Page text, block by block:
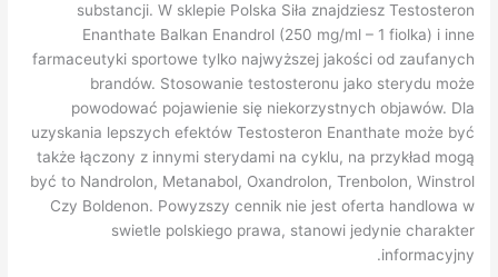
substancji. W sklepie Polska Siła znajdziesz Testosteron
Enanthate Balkan Enandrol (250 mg/ml – 1 fiolka) i inne
farmaceutyki sportowe tylko najwyższej jakości od zaufanych
brandów. Stosowanie testosteronu jako sterydu może
powodować pojawienie się niekorzystnych objawów. Dla
uzyskania lepszych efektów Testosteron Enanthate może być
także łączony z innymi sterydami na cyklu, na przykład mogą
być to Nandrolon, Metanabol, Oxandrolon, Trenbolon, Winstrol
Czy Boldenon. Powyzszy cennik nie jest oferta handlowa w
swietle polskiego prawa, stanowi jedynie charakter
informacyjny.